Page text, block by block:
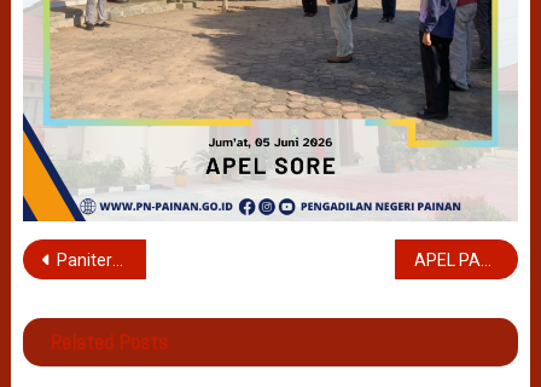
Navigasi
pos
Panitera Pengadilan Negeri Painan Ikuti Seleksi Penilaian Role Model Panitera Tahun 2026 Secara Daring
Related Posts